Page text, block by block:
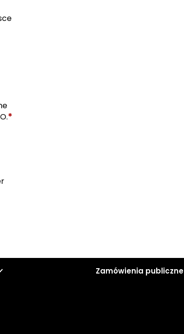
*
Zamówienia publiczne